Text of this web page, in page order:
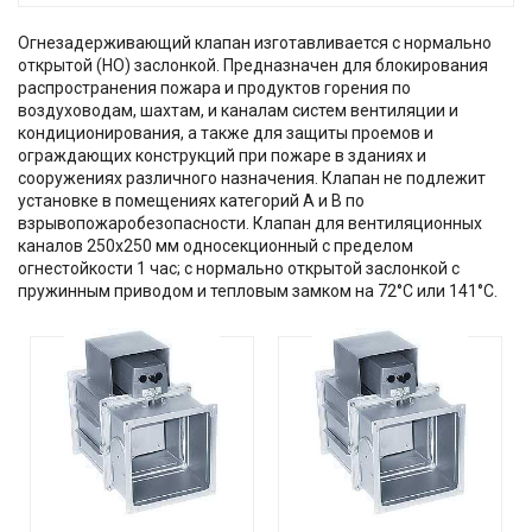
Огнезадерживающий клапан изготавливается с нормально
открытой (НО) заслонкой. Предназначен для блокирования
распространения пожара и продуктов горения по
воздуховодам, шахтам, и каналам систем вентиляции и
кондиционирования, а также для защиты проемов и
ограждающих конструкций при пожаре в зданиях и
сооружениях различного назначения. Клапан не подлежит
установке в помещениях категорий А и В по
взрывопожаробезопасности. Клапан для вентиляционных
каналов 250х250 мм односекционный с пределом
огнестойкости 1 час; с нормально открытой заслонкой с
пружинным приводом и тепловым замком на 72°С или 141°С.